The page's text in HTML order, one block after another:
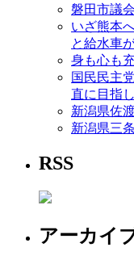
磐田市議
いざ熊本
と給水車
身も心も
国民民主
直に目指
新潟県佐
新潟県三
RSS
アーカイ